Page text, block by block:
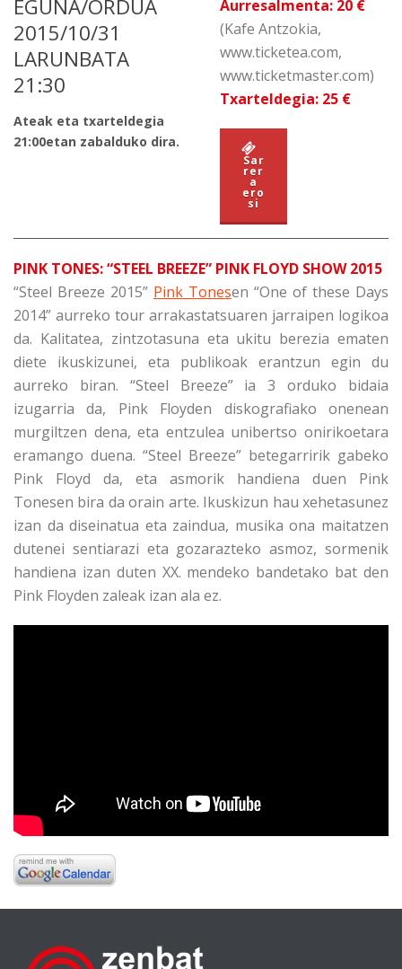
EGUNA/ORDUA
2015/10/31
LARUNBATA
21:30
Ateak eta txarteldegia
21:00etan zabalduko dira.
Aurresalmenta: 20 €
(Kafe Antzokia,
www.ticketea.com,
www.ticketmaster.com)
Txarteldegia: 25 €
Sar
rer
a
ero
si
PINK TONES: “STEEL BREEZE” PINK FLOYD SHOW 2015
“Steel Breeze 2015” Pink Tonesen “One of these Days
2014” aurreko tour arrakastatsuaren jarraipen logikoa
da. Kalitatea, zintzotasuna eta ukitu berezia ematen
diete ikuskizunei, eta publikoak erantzun egin du
aurreko biran. “Steel Breeze” ia 3 orduko bidaia
izugarria da, Pink Floyden diskografiako onenean
murgiltzen dena, eta entzulea unibertso onirikoetara
eramango duena. “Steel Breeze” betegarririk gabeko
Pink Floyd da, eta asmorik handiena duen Pink
Tonesen bira da orain arte. Ikuskizun hau xehetasunez
izan da diseinatua eta zaindua, musika ona maitatzen
dutenei sentiarazi eta gozarazteko asmoz, sormenik
handiena izan duten XX. mendeko bandetako bat den
Pink Floyden zaleak izan ala ez.